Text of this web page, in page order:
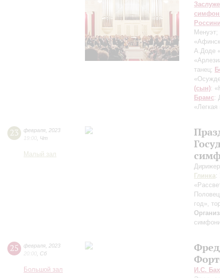
Менуэт;
А.Доде
танец;
(сын):
Брамс:
«Легкая
23 февраля 2023
19:00 Чт
Малый зал
Глинка:
год»,
25 февраля 2023
20:00 Сб
Большой зал
И.С. Бах